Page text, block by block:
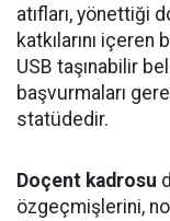
atıfları, yönettiği
katkılarını içeren
USB taşınabilir
başvurmaları
statüdedir.
Doçent kadrosu
özgeçmişlerini,